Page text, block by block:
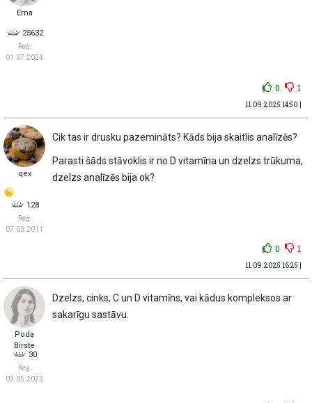
Erna
25632
Reģ:
01.07.2024
0 1
11.09.2025 14:50 |
qex
128
Reģ:
07.03.2011
Cik tas ir drusku pazemināts? Kāds bija skaitlis analīzēs?
Parasti šāds stāvoklis ir no D vitamīna un dzelzs trūkuma,
dzelzs analīzēs bija ok?
0 1
11.09.2025 16:25 |
Poda
Birste
30
Reģ:
03.05.2023
Dzelzs, cinks, C un D vitamīns, vai kādus kompleksos ar
sakarīgu sastāvu.